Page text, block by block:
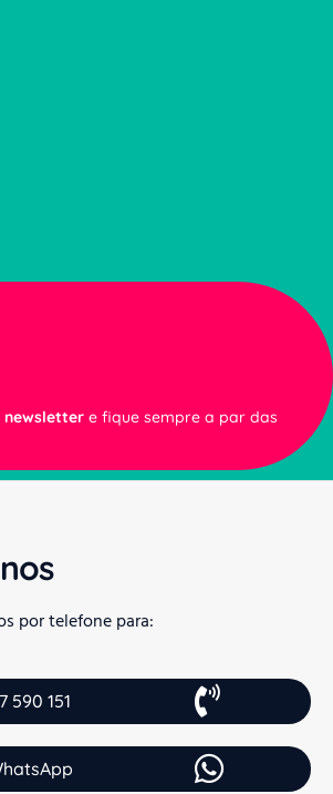
newsletter e fique sempre a par das
por telefone para:
590 151